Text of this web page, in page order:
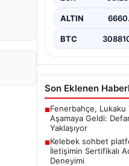
bir şekilde
olarak…
ALTIN
BTC
Son Eklenen
■Fenerbahçe, Lukaku
Aşamaya Geldi:
Yaklaşıyor
■Kelebek sohbet
İletişimin Sertifikalı
Deneyimi